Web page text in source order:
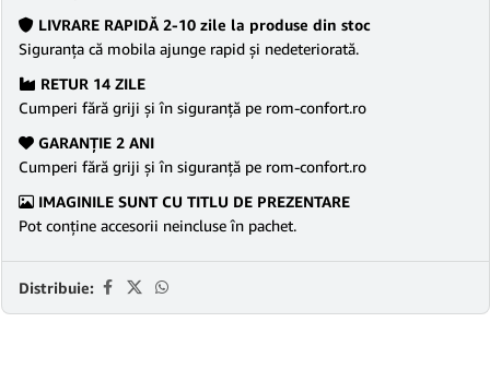
LIVRARE RAPIDĂ 2-10 zile la produse din stoc
Siguranţa că mobila ajunge rapid şi nedeteriorată.
RETUR 14 ZILE
Cumperi fără griji şi în siguranţă pe rom-confort.ro
GARANŢIE 2 ANI
Cumperi fără griji şi în siguranţă pe rom-confort.ro
IMAGINILE SUNT CU TITLU DE PREZENTARE
Pot conține accesorii neincluse în pachet.
Distribuie: